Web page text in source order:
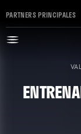
PARTNERS PRINCIPALES